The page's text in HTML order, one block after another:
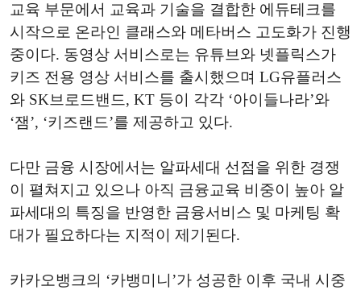
교육 부문에서 교육과 기술을 결합한 에듀테크를
시작으로 온라인 클래스와 메타버스 고도화가 진행
중이다. 동영상 서비스로는 유튜브와 넷플릭스가
키즈 전용 영상 서비스를 출시했으며 LG유플러스
와 SK브로드밴드, KT 등이 각각 ‘아이들나라’와
‘잼’, ‘키즈랜드’를 제공하고 있다.
다만 금융 시장에서는 알파세대 선점을 위한 경쟁
이 펼쳐지고 있으나 아직 금융교육 비중이 높아 알
파세대의 특징을 반영한 금융서비스 및 마케팅 확
대가 필요하다는 지적이 제기된다.
카카오뱅크의 ‘카뱅미니’가 성공한 이후 국내 시중